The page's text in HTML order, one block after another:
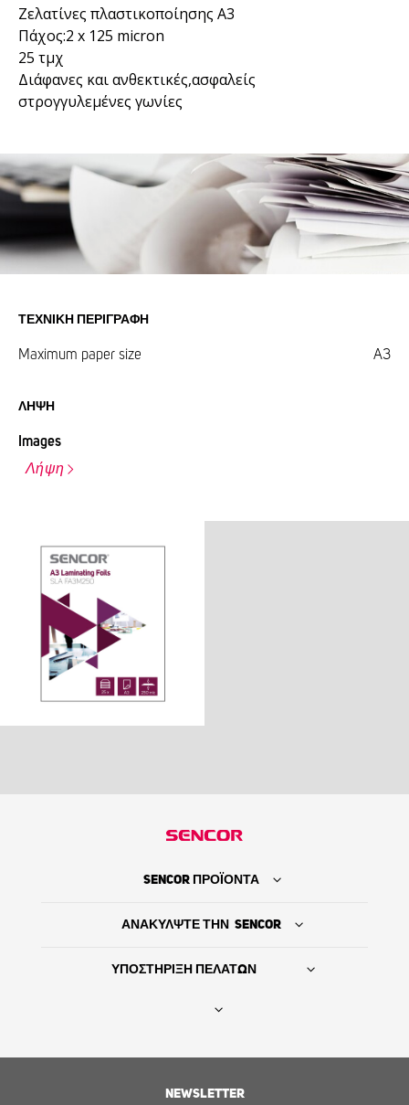
Ζελατίνες πλαστικοποίησης A3
Πάχος:2 x 125 micron
25 τμχ
Διάφανες και ανθεκτικές,ασφαλείς
στρογγυλεμένες γωνίες
ΤΕΧΝΙΚΉ ΠΕΡΙΓΡΑΦΉ
Maximum paper size A3
ΛΉΨΗ
Images
Λήψη
SENCOR ΠΡΟΪΟΝΤΑ
ΑΝΑΚΥΛΨΤΕ ΤΗΝ SENCOR
ΥΠΟΣΤΗΡΙΞΗ ΠΕΛΑΤΩΝ
NEWSLETTER